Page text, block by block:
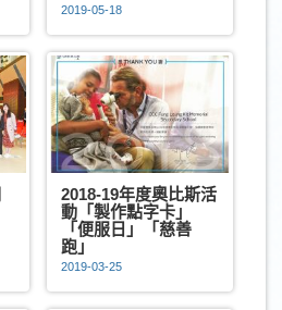
2019-05-18
2018-19年度奧比斯活
動「製作點字卡」
「便服日」「慈善
跑」
2019-03-25